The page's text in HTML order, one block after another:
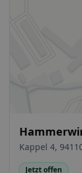
Kappel 4,
Jetzt offen